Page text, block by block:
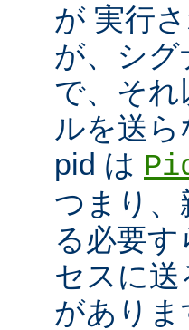
が 実行
が、シ
で、そ
ルを送
pid は
つまり
る必要
セスに
がありま